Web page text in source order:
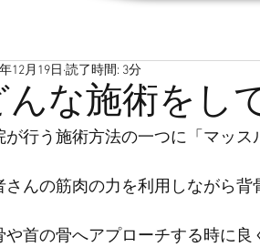
んな施術をし
12月19日 読了時間: 3分
が行う施術方法の一つに「マッス
さんの筋肉の力を利用しながら背
や首の骨へアプローチする時に良